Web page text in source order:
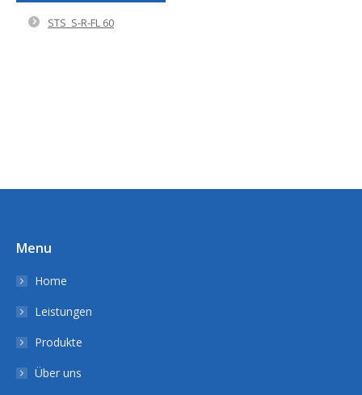
STS_S-R-FL 60
Menu
Home
Leistungen
Produkte
Über uns